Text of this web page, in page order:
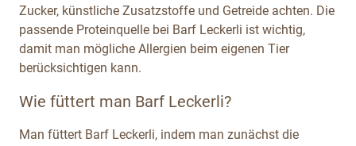
Zucker, künstliche Zusatzstoffe und Getreide achten. Die
passende Proteinquelle bei Barf Leckerli ist wichtig,
damit man mögliche Allergien beim eigenen Tier
berücksichtigen kann.
Wie füttert man Barf Leckerli?
Man füttert Barf Leckerli, indem man zunächst die